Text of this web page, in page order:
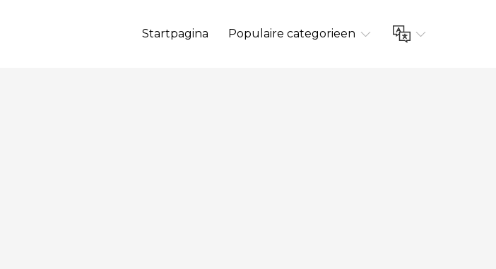
Startpagina Populaire categorieen